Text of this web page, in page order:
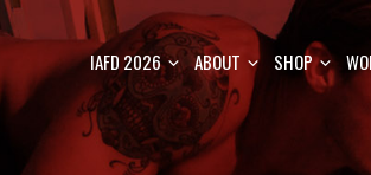
IAFD 2026 ABOUT SHOP